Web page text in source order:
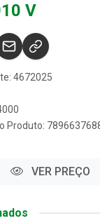
V
4672025
Produto:
VER PREÇO